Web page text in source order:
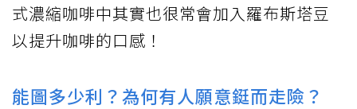
式濃縮咖啡中其實也很常會加入羅布斯塔豆
以提升咖啡的口感！
能圖多少利？為何有人願意鋌而走險？